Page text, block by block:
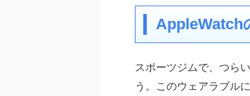
AppleWatch
スポーツジムで、つら
う。このウェアラブル